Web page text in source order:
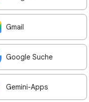
Gmail
Google Suche
Gemini-Apps